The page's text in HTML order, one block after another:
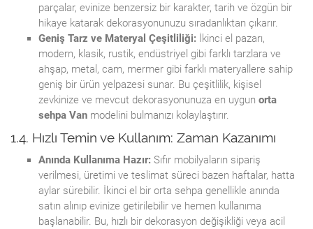
parçalar, evinize benzersiz bir karakter, tarih ve özgün bir
hikaye katarak dekorasyonunuzu sıradanlıktan çıkarır.
Geniş Tarz ve Materyal Çeşitliliği: İkinci el pazarı,
modern, klasik, rustik, endüstriyel gibi farklı tarzlara ve
ahşap, metal, cam, mermer gibi farklı materyallere sahip
geniş bir ürün yelpazesi sunar. Bu çeşitlilik, kişisel
zevkinize ve mevcut dekorasyonunuza en uygun orta
sehpa Van modelini bulmanızı kolaylaştırır.
1.4. Hızlı Temin ve Kullanım: Zaman Kazanımı
Anında Kullanıma Hazır: Sıfır mobilyaların sipariş
verilmesi, üretimi ve teslimat süreci bazen haftalar, hatta
aylar sürebilir. İkinci el bir orta sehpa genellikle anında
satın alınıp evinize getirilebilir ve hemen kullanıma
başlanabilir. Bu, hızlı bir dekorasyon değişikliği veya acil